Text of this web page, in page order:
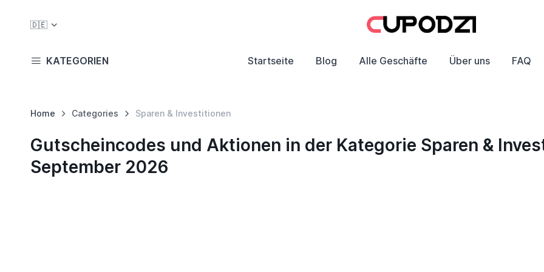
🇩🇪
KATEGORIEN Startseite Blog Alle Geschäfte Über uns FAQ
Home Categories Sparen & Investitionen
Gutscheincodes und Aktionen in der Kategorie Sparen &
September 2026